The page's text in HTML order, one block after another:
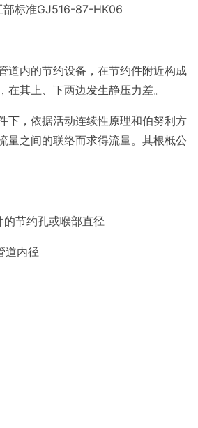
标准GJ516-87-HK06
道内的节约设备，在节约件附近构成
在其上、下两边发生静压力差。
下，依据活动连续性原理和伯努利方
量之间的联络而求得流量。其根柢公
节约孔或喉部直径
道内径